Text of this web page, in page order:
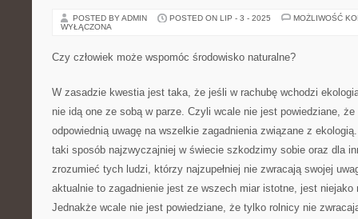
POSTED BY ADMIN POSTED ON LIP - 3 - 2025
MOŻLIWOŚĆ
WYŁĄCZONA
Czy człowiek może wspomóc środowisko naturalne?
W zasadzie kwestia jest taka, że jeśli w rachubę wchodzi
nie idą one ze sobą w parze. Czyli wcale nie jest powiedziane,
odpowiednią uwagę na wszelkie zagadnienia związane z
taki sposób najzwyczajniej w świecie szkodzimy sobie oraz dla
zrozumieć tych ludzi, którzy najzupełniej nie zwracają swojej
aktualnie to zagadnienie jest ze wszech miar istotne, jest niejako
Jednakże wcale nie jest powiedziane, że tylko rolnicy nie